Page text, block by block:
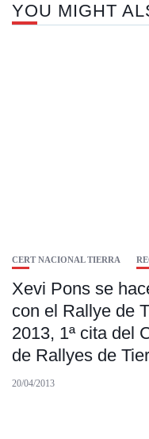
YOU MIGHT
CERT NACIONAL TIERRA
Xevi Pons se
con el Rallye de
2013, 1ª cita del
de Rallyes de
20/04/2013